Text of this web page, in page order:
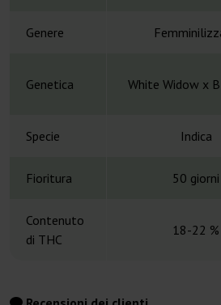
Genere
Genetica White Widow x
Specie Indica
Fioritura 50 giorni
Contenuto
di THC
18-22 %